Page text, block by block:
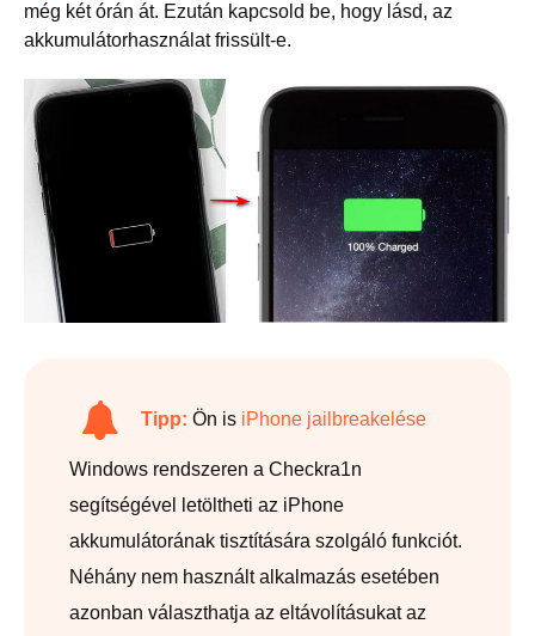
még két órán át. Ezután kapcsold be, hogy lásd, az
akkumulátorhasználat frissült-e.
Tipp: Ön is iPhone jailbreakelése
Windows rendszeren a Checkra1n
segítségével letöltheti az iPhone
akkumulátorának tisztítására szolgáló funkciót.
Néhány nem használt alkalmazás esetében
azonban választhatja az eltávolításukat az